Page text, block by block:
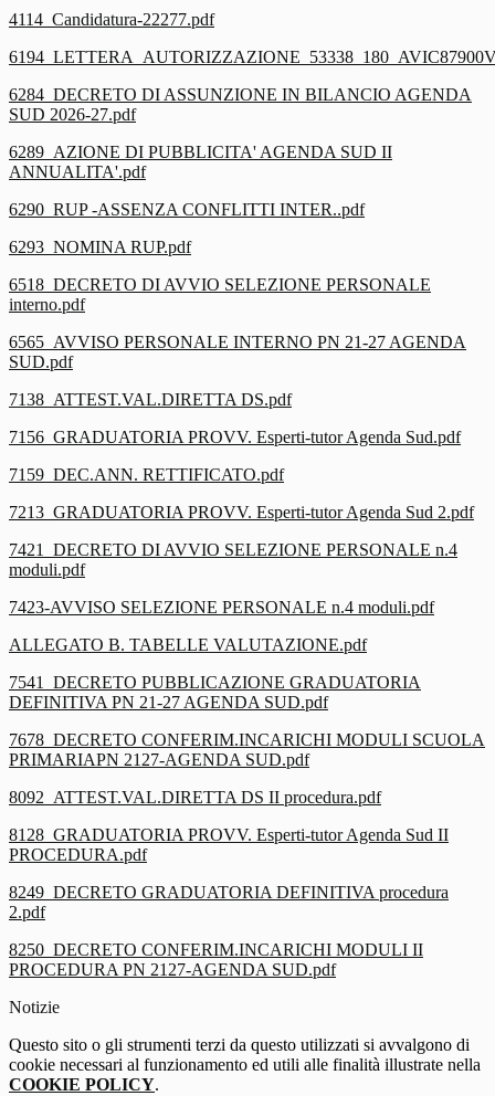
4114_Candidatura-22277.pdf
6284_DECRETO DI ASSUNZIONE IN BILANCIO AGENDA
SUD 2026-27.pdf
6289_AZIONE DI PUBBLICITA' AGENDA SUD II
ANNUALITA'.pdf
6290_RUP -ASSENZA CONFLITTI INTER..pdf
6293_NOMINA RUP.pdf
6518_DECRETO DI AVVIO SELEZIONE PERSONALE
interno.pdf
6565_AVVISO PERSONALE INTERNO PN 21-27 AGENDA
SUD.pdf
7138_ATTEST.VAL.DIRETTA DS.pdf
7156_GRADUATORIA PROVV. Esperti-tutor Agenda Sud.pdf
7159_DEC.ANN. RETTIFICATO.pdf
7213_GRADUATORIA PROVV. Esperti-tutor Agenda Sud 2.pdf
7421_DECRETO DI AVVIO SELEZIONE PERSONALE n.4
moduli.pdf
7423-AVVISO SELEZIONE PERSONALE n.4 moduli.pdf
ALLEGATO B. TABELLE VALUTAZIONE.pdf
7541_DECRETO PUBBLICAZIONE GRADUATORIA
DEFINITIVA PN 21-27 AGENDA SUD.pdf
7678_DECRETO CONFERIM.INCARICHI MODULI SCUOLA
PRIMARIAPN 2127-AGENDA SUD.pdf
8092_ATTEST.VAL.DIRETTA DS II procedura.pdf
8128_GRADUATORIA PROVV. Esperti-tutor Agenda Sud II
PROCEDURA.pdf
8249_DECRETO GRADUATORIA DEFINITIVA procedura
2.pdf
8250_DECRETO CONFERIM.INCARICHI MODULI II
PROCEDURA PN 2127-AGENDA SUD.pdf
Notizie
Questo sito o gli strumenti terzi da questo utilizzati si avvalgono di
cookie necessari al funzionamento ed utili alle finalità illustrate nella
COOKIE POLICY.